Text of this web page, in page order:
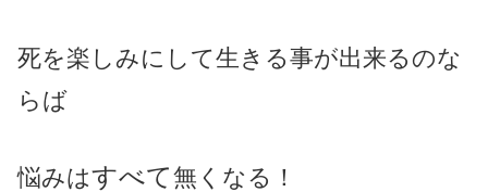
死を楽しみにして生きる事が出来るのな
らば
悩みはすべて無くなる！